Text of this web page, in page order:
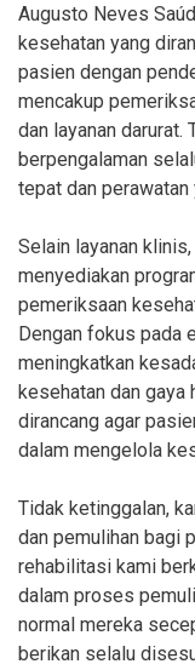
Augusto Neves
kesehatan yang
pasien dengan
mencakup
dan layanan
berpengalaman
tepat dan
Selain layanan
menyediakan
pemeriksaan
Dengan fokus pada
meningkatkan
kesehatan dan gaya
dirancang agar
dalam mengelola
Tidak ketinggalan,
dan pemulihan bagi
rehabilitasi kami
dalam proses
normal mereka
berikan selalu